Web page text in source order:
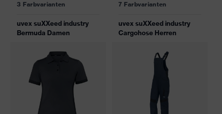
3 Farbvarianten
uvex suXXeed industry
Bermuda Damen
7 Farbvarianten
uvex suXXeed industry
Cargohose Herren